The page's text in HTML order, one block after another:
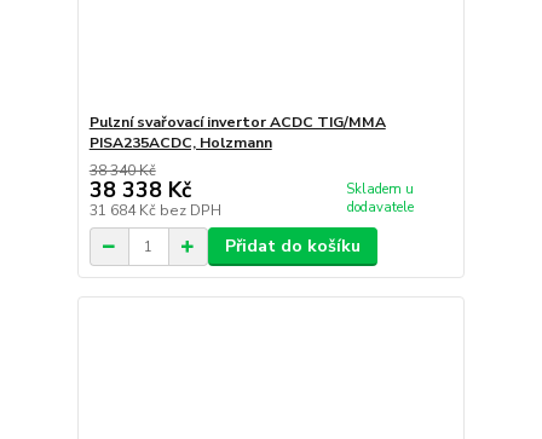
Pulzní svařovací invertor ACDC TIG/MMA
PISA235ACDC, Holzmann
38 340 Kč
38 338 Kč
31 684 Kč bez DPH
Skladem u
dodavatele
Přidat do košíku